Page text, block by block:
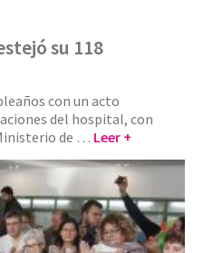
su 118
con un acto
del hospital, con
de … Leer +